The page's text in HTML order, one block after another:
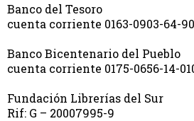
Banco del Tesoro
cuenta corriente 0163-0903-64-
Banco Bicentenario del Pueblo
cuenta corriente 0175-0656-14-
Fundación Librerías del Sur
Rif: G – 20007995-9